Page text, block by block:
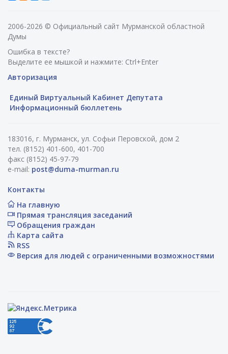
2006-2026 © Официальный сайт Мурманской областной
Думы
Ошибка в тексте?
Выделите ее мышкой и нажмите: Ctrl+Enter
Авторизация
Единый Виртуальный Кабинет Депутата
Информационный бюллетень
183016, г. Мурманск, ул. Софьи Перовской, дом 2
тел. (8152) 401-600, 401-700
факс (8152) 45-97-79
e-mail: post@duma-murman.ru
Контакты
На главную
Прямая трансляция заседаний
Обращения граждан
Карта сайта
RSS
Версия для людей с ограниченными возможностями